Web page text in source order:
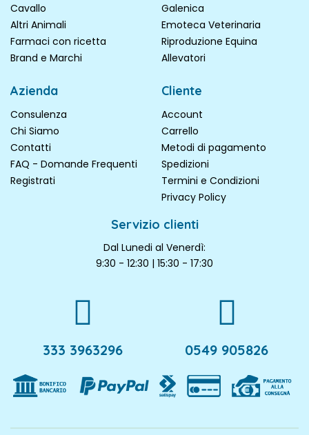
Cavallo
Altri Animali
Farmaci con ricetta
Brand e Marchi
Galenica
Emoteca Veterinaria
Riproduzione Equina
Allevatori
Azienda
Consulenza
Chi Siamo
Contatti
FAQ - Domande Frequenti
Registrati
Cliente
Account
Carrello
Metodi di pagamento
Spedizioni
Termini e Condizioni
Privacy Policy
Servizio clienti
Dal Lunedi al Venerdì:
9:30 - 12:30 | 15:30 - 17:30
333 3963296 0549 905826